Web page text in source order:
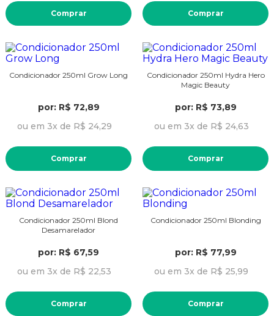
Comprar Comprar
Condicionador 250ml Grow Long
por: R$ 72,89
ou em 3x de R$ 24,29
Comprar
Condicionador 250ml Hydra Hero
Magic Beauty
por: R$ 73,89
ou em 3x de R$ 24,63
Comprar
Condicionador 250ml Blond
Desamarelador
por: R$ 67,59
ou em 3x de R$ 22,53
Comprar
Condicionador 250ml Blonding
por: R$ 77,99
ou em 3x de R$ 25,99
Comprar